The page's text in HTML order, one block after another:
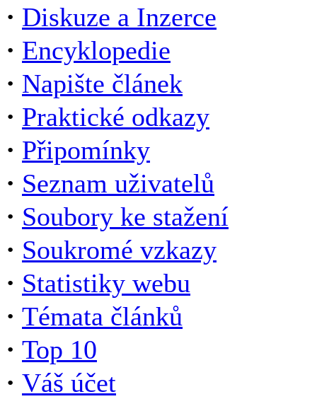
· Diskuze a Inzerce
· Encyklopedie
· Napište článek
· Praktické odkazy
· Připomínky
· Seznam uživatelů
· Soubory ke stažení
· Soukromé vzkazy
· Statistiky webu
· Témata článků
· Top 10
· Váš účet